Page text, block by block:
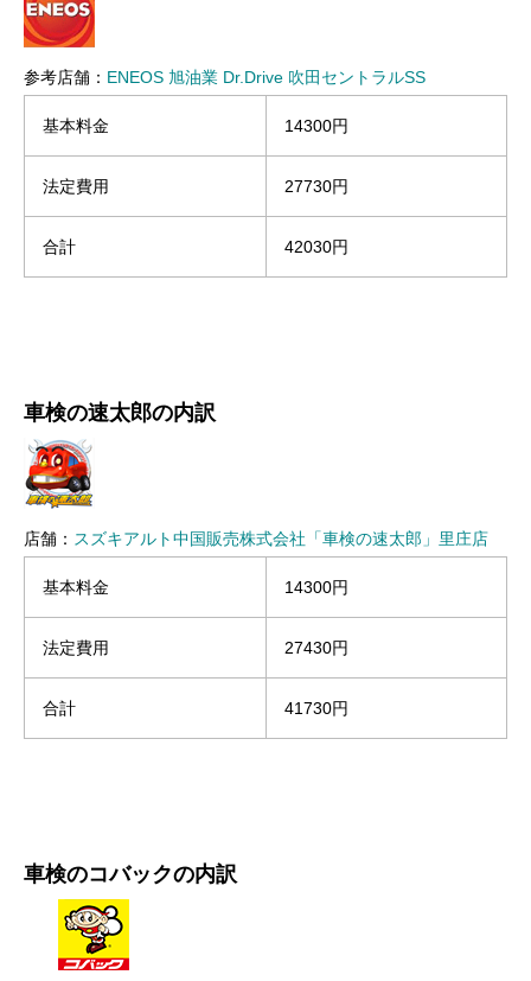
参考店舗： ENEOS 旭油業 Dr.Drive 吹田セントラルSS
基本料金 14300円
法定費用 27730円
合計 42030円
車検の速太郎の内訳
店舗： スズキアルト中国販売株式会社「車検の速太郎」里庄店
基本料金 14300円
法定費用 27430円
合計 41730円
車検のコバックの内訳